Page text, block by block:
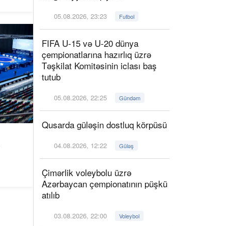
05.08.2026, 23:23 Futbol
FIFA U-15 və U-20 dünya
çempionatlarına hazırlıq üzrə
Təşkilat Komitəsinin iclası baş
tutub
05.08.2026, 22:25 Gündəm
Qusarda güləşin dostluq körpüsü
04.08.2026, 12:22 Güləş
Çimərlik voleybolu üzrə
Azərbaycan çempionatının püşkü
atılıb
03.08.2026, 22:00 Voleybol